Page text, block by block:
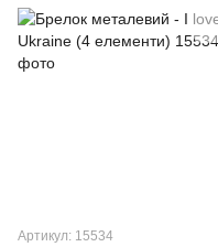
Артикул: 15534